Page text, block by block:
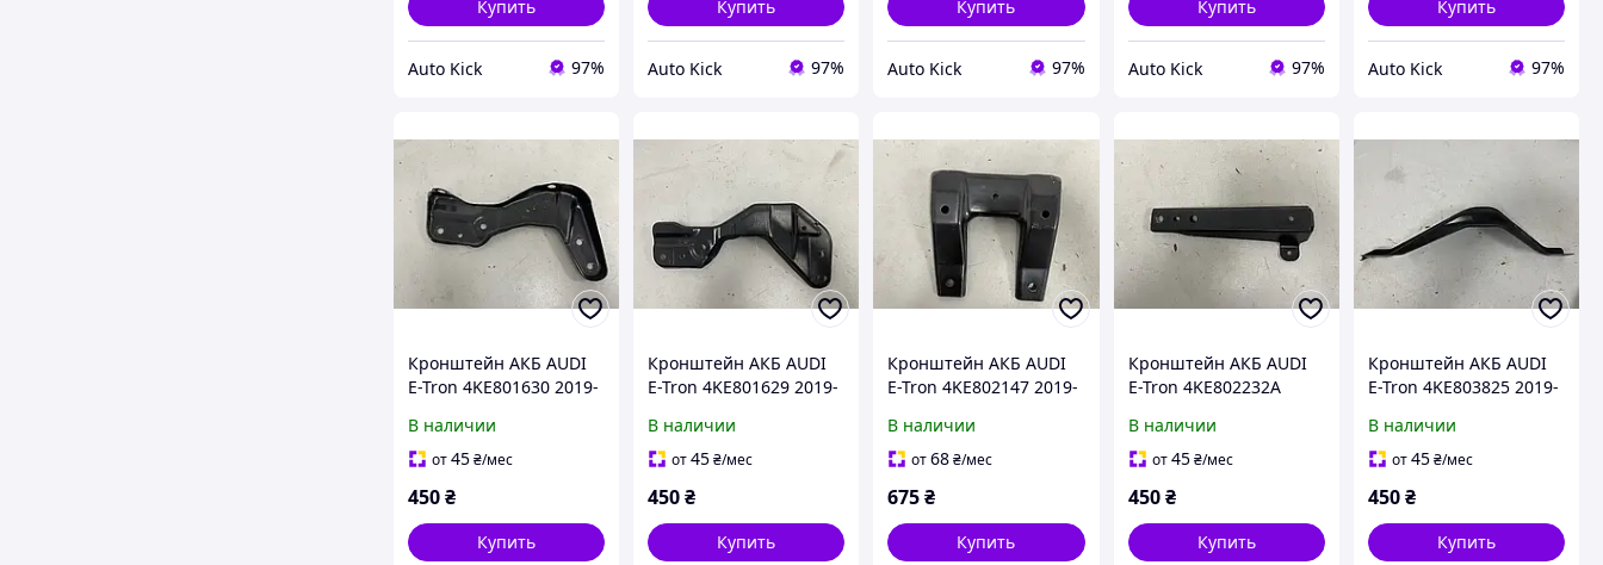
Купить
Auto Kick 97%
Купить
Auto Kick 97%
Купить
Auto Kick 97%
Купить
Auto Kick 97%
Купить
Auto Kick 97%
Кронштейн АКБ AUDI
E-Tron 4KE801630 2019-
В наличии
от45₴/мес
450₴
Купить
Кронштейн АКБ AUDI
E-Tron 4KE801629 2019-
В наличии
от45₴/мес
450₴
Купить
Кронштейн АКБ AUDI
E-Tron 4KE802147 2019-
В наличии
от68₴/мес
675₴
Купить
Кронштейн АКБ AUDI
E-Tron 4KE802232A
В наличии
от45 ₴/мес
450 ₴
Купить
Кронштейн АКБ AUDI
E-Tron 4KE803825 2019-
В наличии
от45₴/мес
450₴
Купить